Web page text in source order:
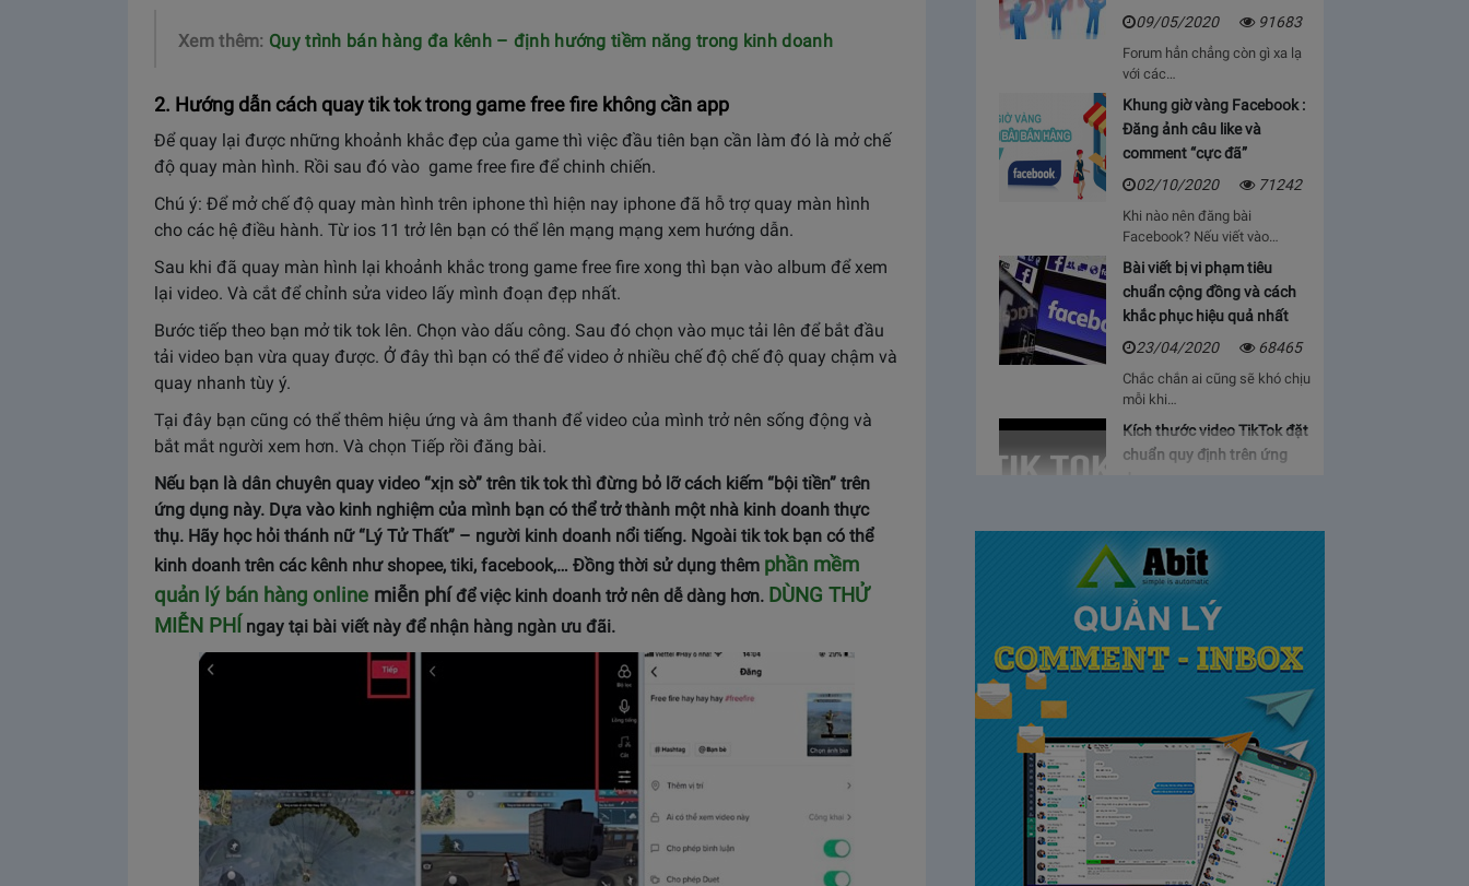
Xem thêm: Quy trình bán hàng đa kênh – định hướng tiềm năng trong kinh doanh
2. Hướng dẫn cách quay tik tok trong game free fire không cần app
Để quay lại được những khoảnh khắc đẹp của game thì việc đầu tiên bạn cần làm đó là mở chế
độ quay màn hình. Rồi sau đó vào game free fire để chinh chiến.
Chú ý: Để mở chế độ quay màn hình trên iphone thì hiện nay iphone đã hỗ trợ quay màn hình
cho các hệ điều hành. Từ ios 11 trở lên bạn có thể lên mạng mạng xem hướng dẫn.
Sau khi đã quay màn hình lại khoảnh khắc trong game free fire xong thì bạn vào album để xem
lại video. Và cắt để chỉnh sửa video lấy mình đoạn đẹp nhất.
Bước tiếp theo bạn mở tik tok lên. Chọn vào dấu công. Sau đó chọn vào mục tải lên để bắt đầu
tải video bạn vừa quay được. Ở đây thì bạn có thể để video ở nhiều chế độ chế độ quay chậm và
quay nhanh tùy ý.
Tại đây bạn cũng có thể thêm hiệu ứng và âm thanh để video của mình trở nên sống động và
bắt mắt người xem hơn. Và chọn Tiếp rồi đăng bài.
Nếu bạn là dân chuyên quay video “xịn sò” trên tik tok thì đừng bỏ lỡ cách kiếm “bội tiền” trên
ứng dụng này. Dựa vào kinh nghiệm của mình bạn có thể trở thành một nhà kinh doanh thực
thụ. Hãy học hỏi thánh nữ “Lý Tử Thất” – người kinh doanh nổi tiếng. Ngoài tik tok bạn có thể
kinh doanh trên các kênh như shopee, tiki, facebook,… Đồng thời sử dụng thêm phần mềm
quản lý bán hàng online miễn phí để việc kinh doanh trở nên dễ dàng hơn. DÙNG THỬ
MIỄN PHÍ
ngay tại bài viết này để nhận hàng ngàn ưu đãi.
09/05/2020
91683
Forum hẳn chẳng còn gì xa lạ
với các…
Khung giờ vàng Facebook :
Đăng ảnh câu like và
comment “cực đã”
02/10/2020
71242
Khi nào nên đăng bài
Facebook? Nếu viết vào…
Bài viết bị vi phạm tiêu
chuẩn cộng đồng và cách
khắc phục hiệu quả nhất
23/04/2020
68465
Chắc chắn ai cũng sẽ khó chịu
mỗi khi…
Kích thước video TikTok đặt
chuẩn quy định trên ứng
Bạn sẽ cảm thấy mệt mỏi, vì cứ
phải…
Bảng giá lượt view Youtube
tại Việt Nam và Hoa kỳ mới
28/05/2020
63372
Khi tham gia chương trình
Partner Program của YouTube,
…
Cách bỏ ẩn trò chuyện trên
Zalo ở thiết bị máy tính và
điện thoại iphone
26/05/2020
62309